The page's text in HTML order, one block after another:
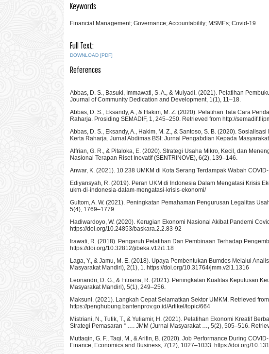
Keywords
Financial Management; Governance; Accountability; MSMEs; Covid-19
Full Text:
DOWNLOAD [PDF]
References
Abbas, D. S., Basuki, Immawati, S. A., & Mulyadi. (2021). Pelatihan
Journal of Community Dedication and Development, 1(1), 11–18.
Abbas, D. S., Eksandy, A., & Hakim, M. Z. (2020). Pelatihan Tata Cara
Raharja. Prosiding SEMADIF, 1, 245–250. Retrieved from http://
Abbas, D. S., Eksandy, A., Hakim, M. Z., & Santoso, S. B. (2020).
Kerta Raharja. Jurnal Abdimas BSI: Jurnal Pengabdian Kepada
Alfrian, G. R., & Pitaloka, E. (2020). Strategi Usaha Mikro, Kecil, dan
Nasional Terapan Riset Inovatif (SENTRINOVE), 6(2), 139–146.
Anwar, K. (2021). 10.238 UMKM di Kota Serang Terdampak Wabah
Ediyansyah, R. (2019). Peran UKM di Indonesia Dalam Mengatasi Krisis
ukm-di-indonesia-dalam-mengatasi-krisis-ekonomi/
Gultom, A. W. (2021). Peningkatan Pemahaman Pengurusan Legalitas
5(4), 1769–1779.
Hadiwardoyo, W. (2020). Kerugian Ekonomi Nasional Akibat Pandemi
https://doi.org/10.24853/baskara.2.2.83-92
Irawati, R. (2018). Pengaruh Pelatihan Dan Pembinaan Terhadap
https://doi.org/10.32812/jibeka.v12i1.18
Laga, Y., & Jamu, M. E. (2018). Upaya Pembentukan Bumdes Melalui
Masyarakat Mandiri), 2(1), 1. https://doi.org/10.31764/jmm.v2i1.1316
Leonandri, D. G., & Fitriana, R. (2021). Peningkatan Kualitas Keputusan
Masyarakat Mandiri), 5(1), 249–256.
Maksuni. (2021). Langkah Cepat Selamatkan Sektor UMKM. Retrieved
https://penghubung.bantenprov.go.id/Artikel/topic/664
Mistriani, N., Tutik, T., & Yuliamir, H. (2021). Pelatihan Ekonomi Kreatif
Strategi Pemasaran “ …. JMM (Jurnal Masyarakat …, 5(2), 505–516.
Muttaqin, G. F., Taqi, M., & Arifin, B. (2020). Job Performance During
Finance, Economics and Business, 7(12), 1027–1033. https://doi.org/